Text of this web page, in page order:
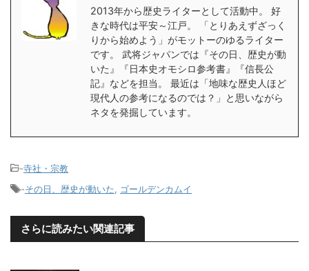
2013年から歴史ライターとして活動中。 好
きな時代は平安～江戸。 「とりあえずざっく
りから始めよう」がモットーのゆるライター
です。 武将ジャパンでは『その日、歴史が動
いた』『日本史オモシロ参考書』『信長公
記』などを担当。 最近は「地味な歴史人ほど
現代人の参考になるのでは？」と思いながら
ネタを発掘しています。
-寺社・宗教
-その日、歴史が動いた ゴールデンカムイ
さらに読みたい関連記事